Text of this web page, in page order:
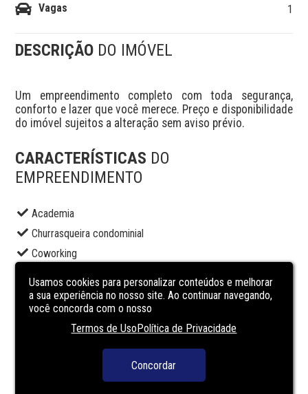
Vagas 1
DESCRIÇÃO DO IMÓVEL
Um empreendimento completo com toda segurança,
conforto e lazer que você merece. Preço e disponibilidade
do imóvel sujeitos a alteração sem aviso prévio.
CARACTERÍSTICAS DO
EMPREENDIMENTO
Academia
Churrasqueira condominial
Coworking
Lavanderia
Playground
Usamos cookies para personalizar conteúdos e melhorar
a sua experiência no nosso site. Ao continuar navegando,
você concorda com o nosso
Termos de UsoPolítica de Privacidade
Concordar